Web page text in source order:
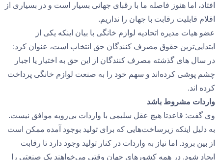
افتاد، اما هنوز فاصله ما با رقبای جهانی بسیار است و در بسیاری از
اقلام قابلیت رقابت با جهان را نداریم.
عضو هیات مدیره اتحادیه لوازم خانگی با بیان اینکه یکی از
ابتدایی‌ترین حقوق مصرف کنندگان حق انتخاب است، عنوان کرد:
در سال های گذشته مصرف کنندگان از این حق به اختیار یا اجبار
چشم پوشی کرده‌اند و سهم خود را به صنعت لوازم خانگی پرداخت
کرده اند.
واردات مشروط باشد
وی گفت: قاعدتا هیچ عقل سلیمی با واردات بی‌رویه موافق نیست.
به دلیل اینکه زیرساخت‌هایی که برای تولید بوجود آمده ممکن است
از بین برود. اما نیاز به واردات در کنار تولید وجود دارد تا رقابت
ایجاد شود. در همه کشورهای جهان وقتی می‌خواهند یک صنعتی را